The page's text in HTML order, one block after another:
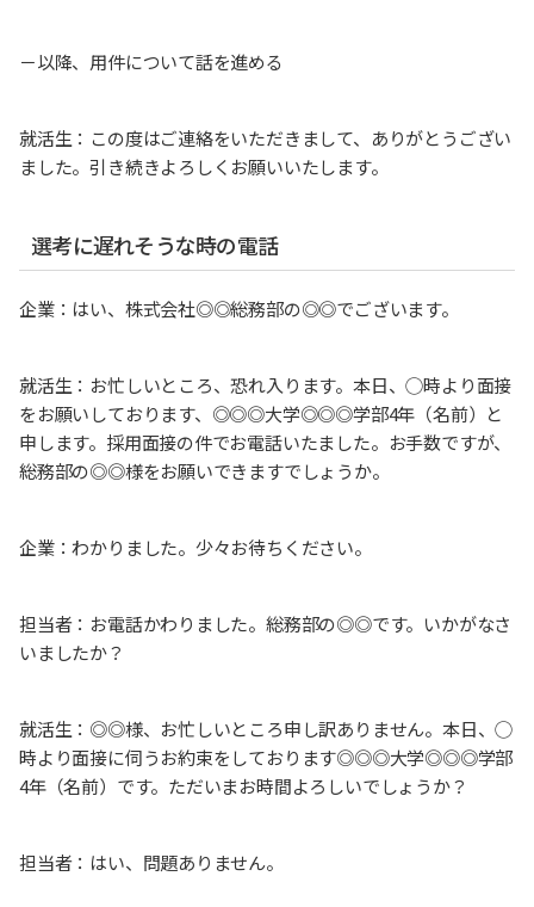
－以降、用件について話を進める
就活生：この度はご連絡をいただきまして、ありがとうござい
ました。引き続きよろしくお願いいたします。
選考に遅れそうな時の電話
企業：はい、株式会社◎◎総務部の◎◎でございます。
就活生：お忙しいところ、恐れ入ります。本日、◯時より面接
をお願いしております、◎◎◎大学◎◎◎学部4年（名前）と
申します。採用面接の件でお電話いたました。お手数ですが、
総務部の◎◎様をお願いできますでしょうか。
企業：わかりました。少々お待ちください。
担当者：お電話かわりました。総務部の◎◎です。いかがなさ
いましたか？
就活生：◎◎様、お忙しいところ申し訳ありません。本日、◯
時より面接に伺うお約束をしております◎◎◎大学◎◎◎学部
4年（名前）です。ただいまお時間よろしいでしょうか？
担当者：はい、問題ありません。